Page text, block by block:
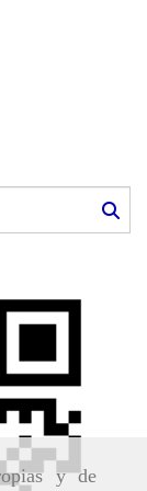
y de